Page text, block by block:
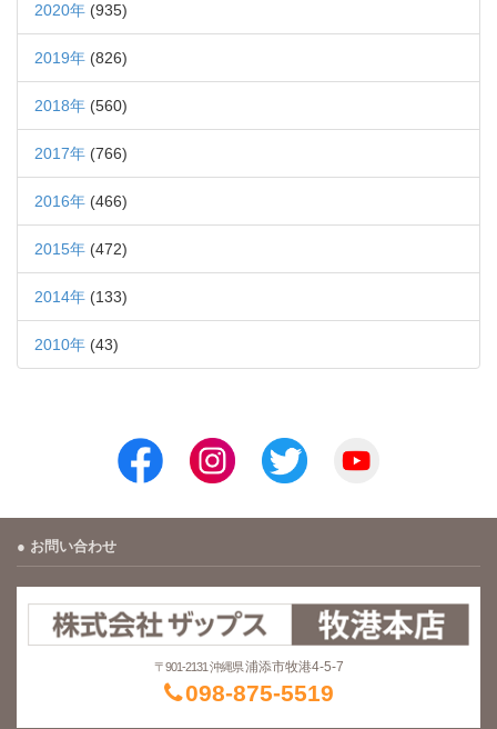
2020年 (935)
2019年 (826)
2018年 (560)
2017年 (766)
2016年 (466)
2015年 (472)
2014年 (133)
2010年 (43)
お問い合わせ
〒901-2131 沖縄県 浦添市牧港4-5-7
098-875-5519